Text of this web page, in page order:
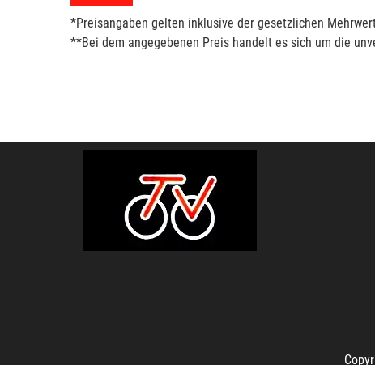
*Preisangaben gelten inklusive der gesetzlichen
**Bei dem angegebenen Preis handelt es sich um die